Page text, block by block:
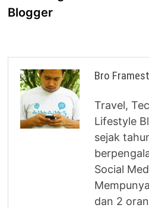
Blogger
Bro
Travel,
Lifestyle
sejak
Social
dan 2